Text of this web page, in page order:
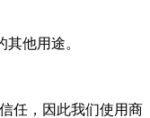
他用途。
任，因此我们使用商